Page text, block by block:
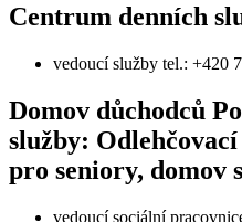
Centrum denních
vedoucí služby tel.: +420
Domov důchodců
služby:
pro seniory, domov
vedoucí sociální